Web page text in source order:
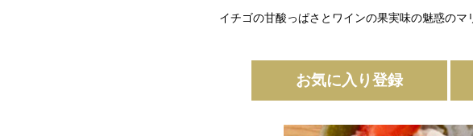
イチゴの甘酸っぱさとワインの果実味の魅惑のマ
お気に入り登録